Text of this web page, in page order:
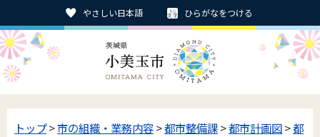
やさしい日本語 ひらがなをつける
トップ>市の組織・業務内容>都市整備課>都市計画図>都